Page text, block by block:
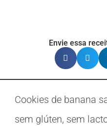
Envie essa
Cookies de banana
sem glúten, sem